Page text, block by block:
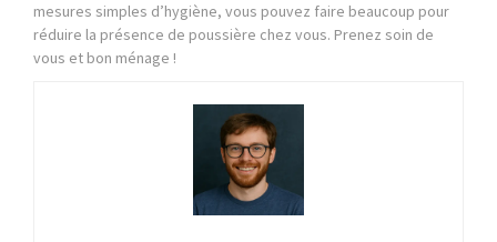
mesures simples d’hygiène, vous pouvez faire beaucoup pour
réduire la présence de poussière chez vous. Prenez soin de
vous et bon ménage !